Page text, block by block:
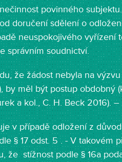
povinného
doručení sdělení o
neuspokojivého vyřízení
správním soudnictví.
že žádost nebyla na
by měl být postup obdobný
a kol., C. H. Beck 2016). –
v případě odložení z
§ 17 odst. 5 . - V takovém
že stížnost podle § 16a